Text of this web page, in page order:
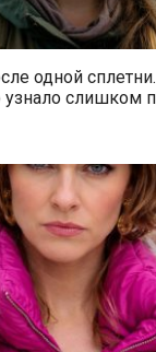
одной
узнало слишком